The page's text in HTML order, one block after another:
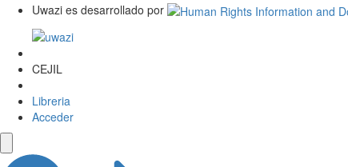
Uwazi es desarrollado por
CEJIL
Libreria
Acceder